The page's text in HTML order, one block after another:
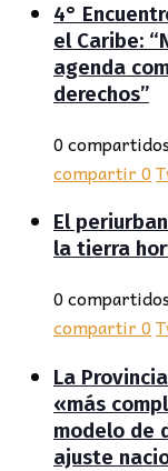
4°
el Caribe:
agenda
derechos”
0 compartidos
compartir0
El
la tierra
0 compartidos
compartir0
La
«más
modelo de
ajuste